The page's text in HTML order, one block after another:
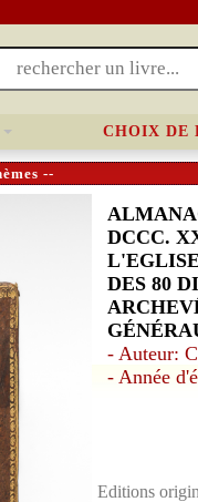
CHOIX DE
DCCC.
DES 80
- Auteur:
- Année
Editions